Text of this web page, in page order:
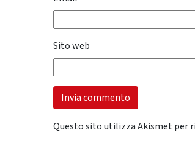
Sito web
Questo sito utilizza Akismet per